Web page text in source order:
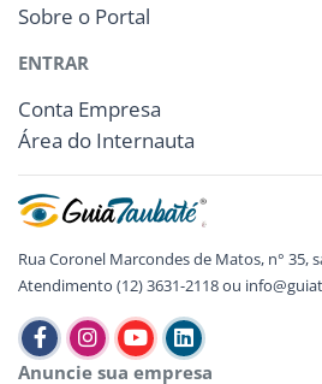
Sobre o Portal
ENTRAR
Conta Empresa
Área do Internauta
Rua Coronel Marcondes de Matos, n° 35,
Atendimento (12) 3631-2118 ou
Anuncie sua empresa